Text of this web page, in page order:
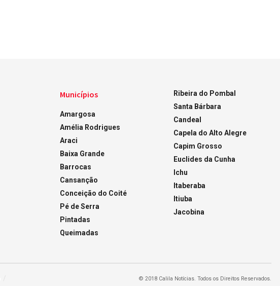
Municípios
Amargosa
Amélia Rodrigues
Araci
Baixa Grande
Barrocas
Cansanção
Conceição do Coité
Pé de Serra
Pintadas
Queimadas
Ribeira do Pombal
Santa Bárbara
Candeal
Capela do Alto Alegre
Capim Grosso
Euclides da Cunha
Ichu
Itaberaba
Itiuba
Jacobina
© 2018 Calila Notícias. Todos os Direitos Reservados.